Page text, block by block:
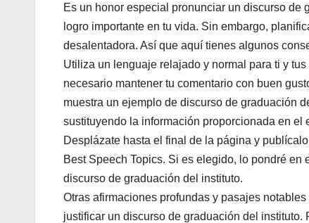
Es un honor especial pronunciar un discurso de
logro importante en tu vida. Sin embargo,
desalentadora. Así que aquí tienes algunos
Utiliza un lenguaje relajado y normal para ti y
necesario mantener tu comentario con buen
muestra un ejemplo de discurso de graduación
sustituyendo la información proporcionada en
Desplázate hasta el final de la página y
Best Speech Topics. Si es elegido, lo pondré
discurso de graduación del instituto.
Otras afirmaciones profundas y pasajes
justificar un discurso de graduación del